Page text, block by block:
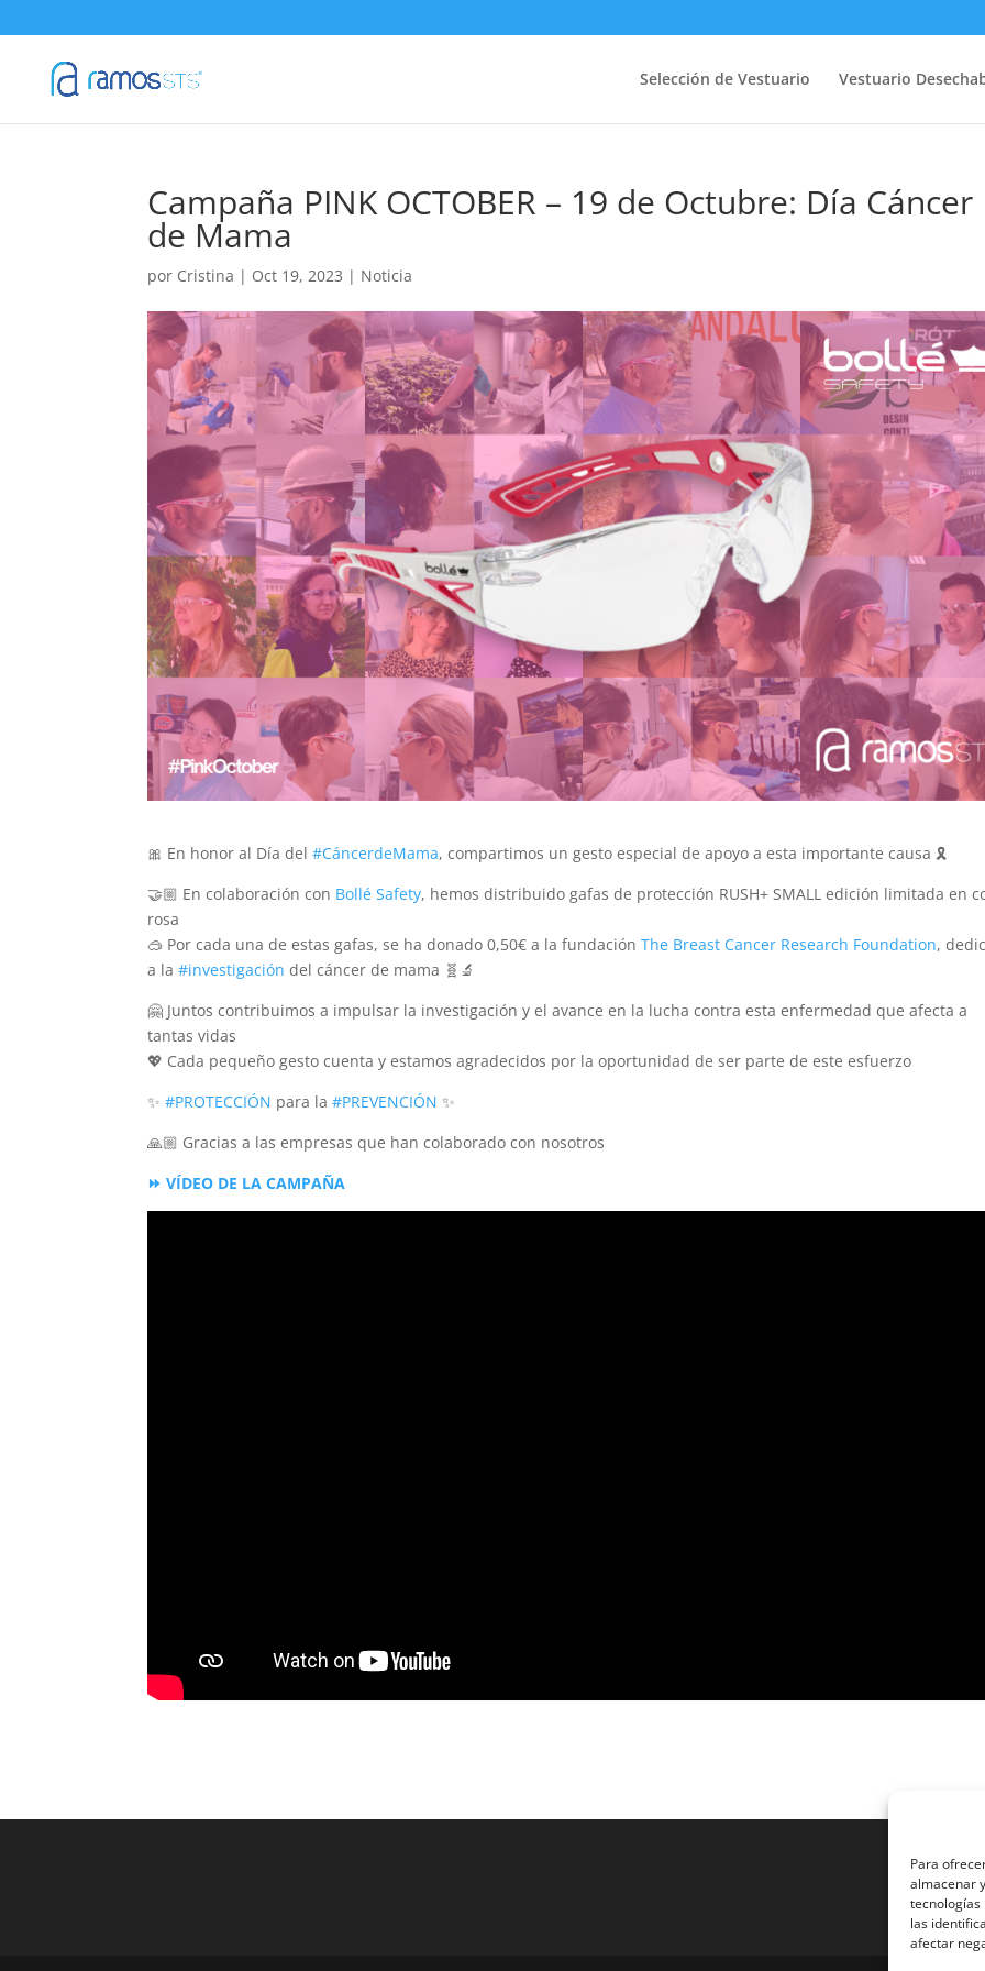
Para
almacenar
tecnologías
las
afectar
Selección de Vestuario Vestuario
Campaña PINK OCTOBER – 19 de Octubre: Día Cáncer
de Mama
por Cristina | Oct 19, 2023 | Noticia
🎀 En honor al Día del#CáncerdeMama, compartimos un gesto especial de apoyo a esta importante causa 🎗️
🤝🏼 En colaboración con Bollé Safety, hemos distribuido gafas de protección RUSH+ SMALL edición limitada en
rosa
🥽 Por cada una de estas gafas, se ha donado 0,50€ a la fundaciónThe Breast Cancer Research Foundation,
a la#investigación del cáncer de mama 🧬🔬
🤗 Juntos contribuimos a impulsar la investigación y el avance en la lucha contra esta enfermedad que afecta a
tantas vidas
💖 Cada pequeño gesto cuenta y estamos agradecidos por la oportunidad de ser parte de este esfuerzo
✨#PROTECCIÓN para la#PREVENCIÓN ✨
🙏🏼 Gracias a las empresas que han colaborado con nosotros
⏩ VÍDEO DE LA CAMPAÑA